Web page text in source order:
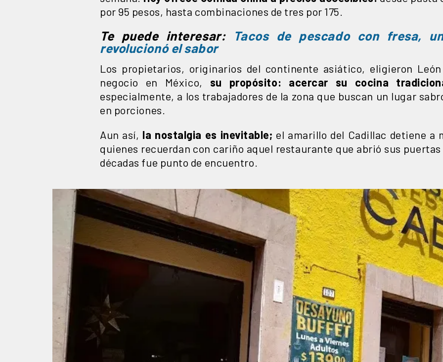
por 95 pesos, hasta combinaciones de tres por 175.
Te puede interesar:
Tacos de pescado con fresa,
revolucionó el sabor
Los propietarios, originarios del continente asiático, eligieron
negocio en México, su propósito: acercar su cocina
especialmente, a los trabajadores de la zona que buscan un lugar
en porciones.
Aun así, la nostalgia es inevitable; el amarillo del Cadillac detiene a
quienes recuerdan con cariño aquel restaurante que abrió sus puertas
décadas fue punto de encuentro.